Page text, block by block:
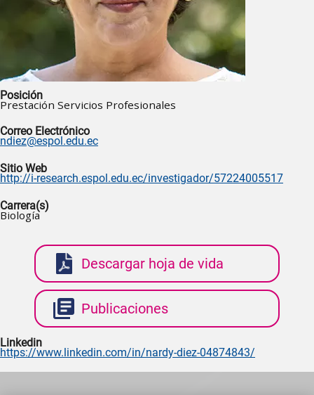
Posición
Prestación Servicios Profesionales
Correo Electrónico
ndiez@espol.edu.ec
Sitio Web
http://i-research.espol.edu.ec/investigador/57224005517
Carrera(s)
Biología
Descargar hoja de vida
Publicaciones
Linkedin
https://www.linkedin.com/in/nardy-diez-04874843/